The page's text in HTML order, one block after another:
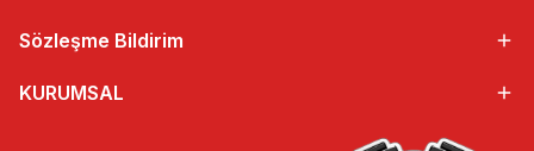
Sözleşme Bildirim
KURUMSAL